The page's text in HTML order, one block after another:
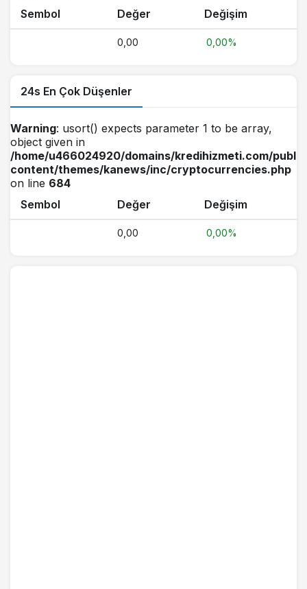
Sembol
Değer Değişim
0,00 0,00%
24s En Çok Düşenler
Warning: usort() expects parameter 1 to be array,
object given in
/home/u466024920/domains/kredihizmeti.com/
content/themes/kanews/inc/cryptocurrencies.php
on line 684
Sembol
Değer Değişim
0,00 0,00%